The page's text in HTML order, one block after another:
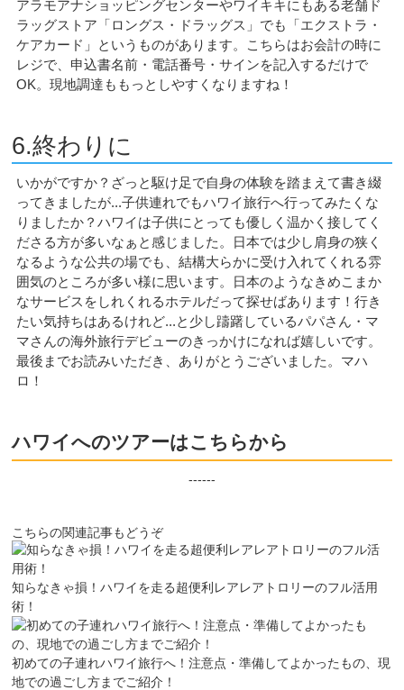
アラモアナショッピングセンターやワイキキにもある老舗ド
ラッグストア「ロングス・ドラッグス」でも「エクストラ・
ケアカード」というものがあります。こちらはお会計の時に
レジで、申込書名前・電話番号・サインを記入するだけで
OK。現地調達ももっとしやすくなりますね！
6.終わりに
いかがですか？ざっと駆け足で自身の体験を踏まえて書き綴
ってきましたが...子供連れでもハワイ旅行へ行ってみたくな
りましたか？ハワイは子供にとっても優しく温かく接してく
ださる方が多いなぁと感じました。日本では少し肩身の狭く
なるような公共の場でも、結構大らかに受け入れてくれる雰
囲気のところが多い様に思います。日本のようなきめこまか
なサービスをしれくれるホテルだって探せばあります！行き
たい気持ちはあるけれど...と少し躊躇しているパパさん・マ
マさんの海外旅行デビューのきっかけになれば嬉しいです。
最後までお読みいただき、ありがとうございました。マハ
ロ！
ハワイへのツアーはこちらから
------
こちらの関連記事もどうぞ
知らなきゃ損！ハワイを走る超便利レアレアトロリーのフル活用
術！
初めての子連れハワイ旅行へ！注意点・準備してよかったもの、現
地での過ごし方までご紹介！